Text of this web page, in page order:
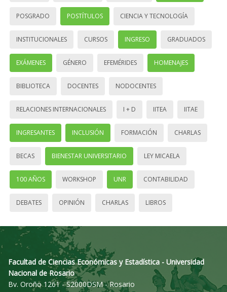
POSGRADO POSTÍTULOS CIENCIA Y TECNOLOGÍA
INSTITUCIONALES CURSOS INGRESO GRADUADOS
EXÁMENES GÉNERO EFEMÉRIDES HOMENAJES
BIBLIOTECA DOCENTES NODOCENTES
RELACIONES INTERNACIONALES I + D IITEA IITAE
INGRESANTES INCLUSIÓN FORMACIÓN CHARLAS
BECAS BIENESTAR UNIVERSITARIO LEY MICAELA
100 AÑOS WORKSHOP UNR CONTABILIDAD
DEBATES OPINIÓN CHARLAS LIBROS
Facultad de Ciencias Económicas y Estadística - Universidad
Nacional de Rosario
Bv. Oroño 1261 - S2000DSM - Rosario